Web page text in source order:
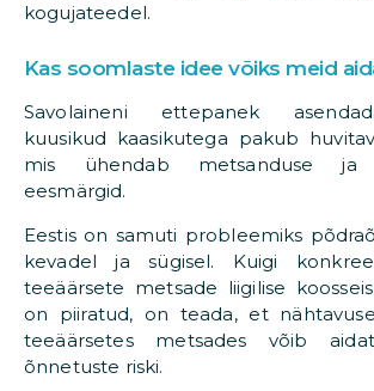
kogujateedel.
Kas soomlaste idee võiks meid
Savolaineni ettepanek
kuusikud kaasikutega pakub
mis ühendab metsanduse ja
eesmärgid.
Eestis on samuti probleemiks
kevadel ja sügisel. Kuigi
teeäärsete metsade liigilise
on piiratud, on teada, et
teeäärsetes metsades võib
õnnetuste riski.